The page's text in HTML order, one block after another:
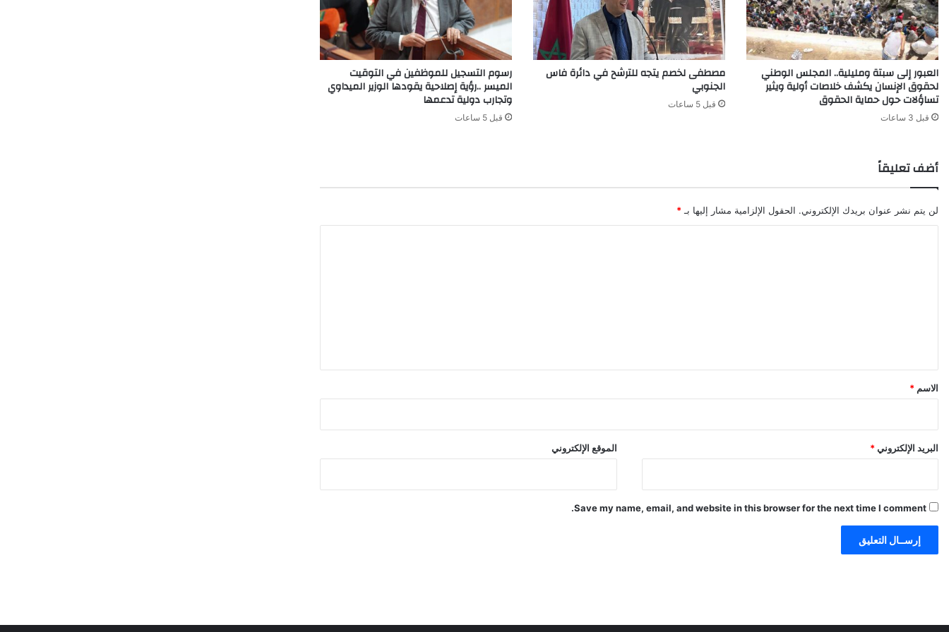
العبور إلى سبتة ومليلية.. المجلس الوطني
لحقوق الإنسان يكشف خلاصات أولية ويثير
تساؤلات حول حماية الحقوق
قبل 3 ساعات
مصطفى لخصم يتجه للترشح في دائرة فاس
الجنوبي
قبل 5 ساعات
رسوم التسجيل للموظفين في التوقيت
الميسر ..رؤية إصلاحية يقودها الوزير الميداوي
وتجارب دولية تدعمها
قبل 5 ساعات
أضف تعليقاً
لن يتم نشر عنوان بريدك الإلكتروني. الحقول الإلزامية مشار إليها بـ *
*
الاسم *
البريد الإلكتروني* الموقع الإلكتروني
Save my name, email, and website in this browser for the next time I comment.